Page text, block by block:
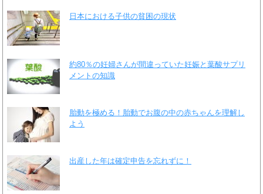
日本における子供の貧困の現状
約80％の妊婦さんが間違っていた妊娠と葉酸サプリ
メントの知識
胎動を極める！胎動でお腹の中の赤ちゃんを理解し
よう
出産した年は確定申告を忘れずに！